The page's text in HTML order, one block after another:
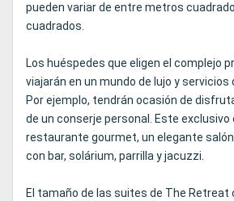
pueden variar de entre metros
cuadrados.
Los huéspedes que eligen el complejo
viajarán en un mundo de lujo y servicios
Por ejemplo, tendrán ocasión de
de un conserje personal. Este exclusivo
restaurante gourmet, un elegante
con bar, solárium, parrilla y jacuzzi.
El tamaño de las suites de The Retreat